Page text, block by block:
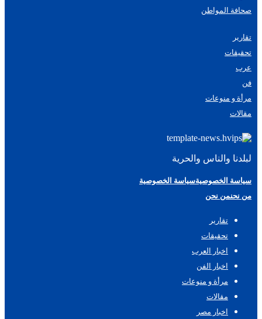
صحافة المواطن
تقارير
تحقيقات
عرب
فن
مرأة و منوعات
مقالات
لبلدنا والناس والحرية
سياسة الخصوصيةسياسة الخصوصية
من نحنمن نحن
تقارير
تحقيقات
اخبار العرب
اخبار الفن
مرأة و منوعات
مقالات
اخبار مصر